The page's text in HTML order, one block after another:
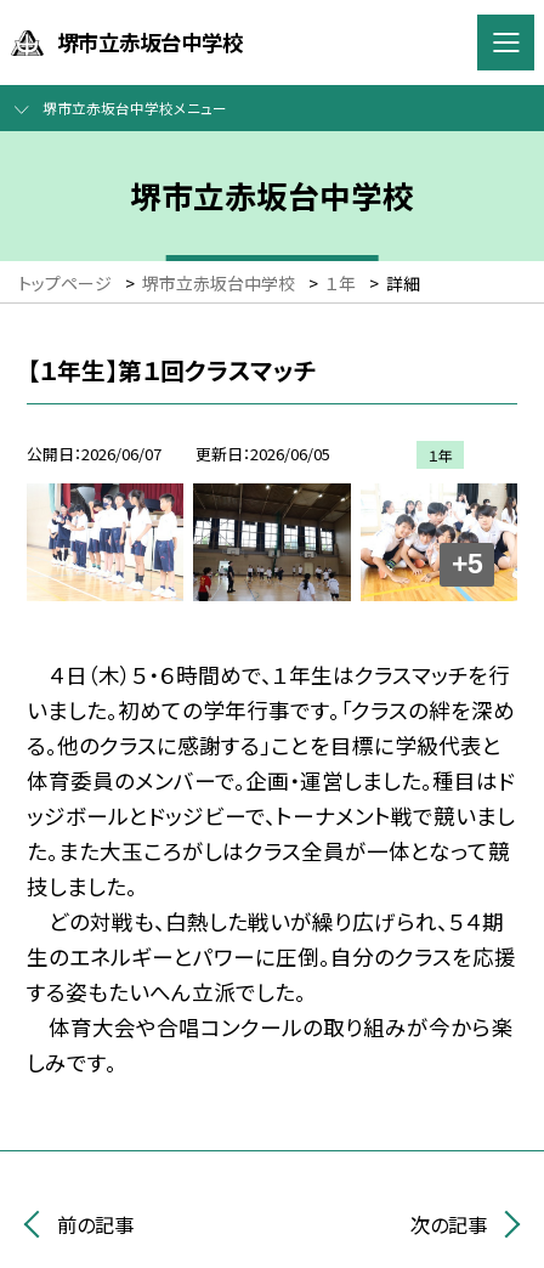
堺市立赤坂台中学校
堺市立赤坂台中学校メニュー
堺市立赤坂台中学校
トップページ > 堺市立赤坂台中学校 > １年 > 詳細
【１年生】第１回クラスマッチ
公開日 2026/06/07 更新日 2026/06/05 １年
+5
４日（木）５・６時間めで、１年生はクラスマッチを行
いました。初めての学年行事です。「クラスの絆を深め
る。他のクラスに感謝する」ことを目標に学級代表と
体育委員のメンバーで。企画・運営しました。種目はド
ッジボールとドッジビーで、トーナメント戦で競いまし
た。また大玉ころがしはクラス全員が一体となって競
技しました。
どの対戦も、白熱した戦いが繰り広げられ、５４期
生のエネルギーとパワーに圧倒。自分のクラスを応援
する姿もたいへん立派でした。
体育大会や合唱コンクールの取り組みが今から楽
しみです。
前の記事 次の記事